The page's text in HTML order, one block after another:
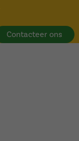
Contacteer ons